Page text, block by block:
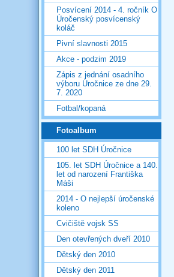
Posvícení 2014 - 4. ročník O
Úročenský posvícenský
koláč
Pivní slavnosti 2015
Akce - podzim 2019
Zápis z jednání osadního
výboru Úročnice ze dne 29.
7. 2020
Fotbal/kopaná
Fotoalbum
100 let SDH Úročnice
105. let SDH Úročnice a 140.
let od narození Františka
Máši
2014 - O nejlepší úročenské
koleno
Cvičiště vojsk SS
Den otevřených dveří 2010
Dětský den 2010
Dětský den 2011